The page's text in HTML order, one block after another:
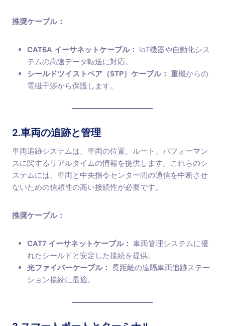
推奨ケーブル：
CAT6A イーサネットケーブル： IoT機器や自動化シス
テムの高速データ転送に対応。
シールドツイストペア（STP）ケーブル： 重機からの
電磁干渉から保護します。
2.車両の追跡と管理
車両追跡システムは、車両の位置、ルート、パフォーマン
スに関するリアルタイムの情報を提供します。これらのシ
ステムには、車両と中央指令センター間の通信を中断させ
ないための信頼性の高い接続性が必要です。
推奨ケーブル：
CAT7 イーサネットケーブル： 車両管理システムに優
れたシールドと安定した接続を提供。
光ファイバーケーブル： 長距離の遠隔車両追跡ステー
ション接続に最適。